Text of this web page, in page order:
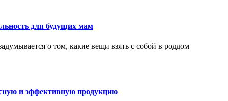
для будущих мам
о том, какие вещи взять с собой в роддом
и эффективную продукцию